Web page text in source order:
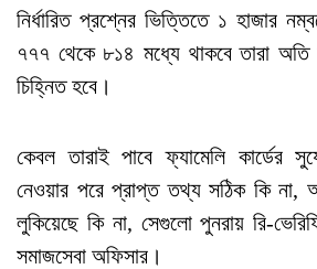
নির্ধারিত প্রশ্নের ভিত্তিতে ১ হাজার
৭৭৭ থেকে ৮১৪ মধ্যে থাকবে তারা অতি
চিহ্নিত হবে।
কেবল তারাই পাবে ফ্যামেলি কার্ডের
নেওয়ার পরে প্রাপ্ত তথ্য সঠিক কি
লুকিয়েছে কি না, সেগুলো পুনরায় রি-
সমাজসেবা অফিসার।